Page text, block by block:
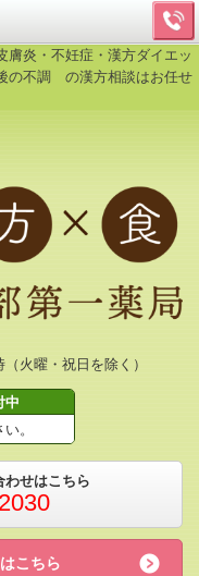
膚炎・不妊症・漢方ダイエッ
の不調 の漢方相談はお任せ
火曜・祝日を除く）
中
。
わせはこちら
こちら